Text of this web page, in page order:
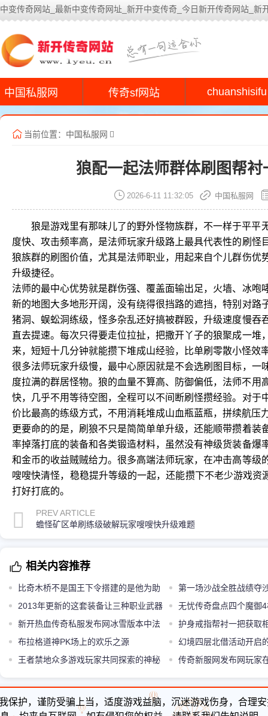
中变传奇网站_最新中变传奇网址_新开中变传奇_今日新开传奇网站_新
中国私服网 传奇sf网站 chuanshisifu
当前位置： 中国私服网
狼配一起法师群体刷图帮
2026-6-11 11:32:05 中国私服网
狼是游戏里有那味儿了的野外怪物族群，不一样于平
度快、攻击频率高，是法师玩家升级路上最具代表性的刷
狼族群的刷图价值，尤其是法师职业，用起来自个儿群伤
升级捷径。
法师的最中心优势就是群伤强、覆盖面输出足，火墙、冰
新的地图大多地形开阔，没有绕得很挡路的遮挡，特别对
猪洞、蜈蚣洞练级，怪多杂乱还好搞被群殴，升级速度慢
直去提速。每次只得要走位拉扯，把撒开丫子的狼聚成一
来，短短十几分钟就能攒下堆成山经验，比单刷零散小怪效
很多法师玩家升级慢，最中心原因就是不会选刷图目标，
度拉满的群居怪物。狼的血量不算高、防御偏低，法师不
快，几乎不用等待空图，全程可以不间断刷怪攒经验。对
价比最高的练级方式，不用消耗堆成山血瓶蓝瓶，拼续航压
更要命的的是，刷狼不只是简简单单升级，还能顺带攒着
率掉落打底的装备和各类锻造材料，虽然没有神级货装备
和金币的收益贼贼给力。很多高端法师玩家，在冲击高等
嗖嗖快清怪，稳稳提升等级的一起，还能攒下不老少游戏
打好打底的。
PREV ARTICLE
蟾怪矿区单刷练级破解玩家嗖嗖快升级难题
相关内容推荐
比奇木桥不是国王下令搭建的是他为助
手阿妍而建的
第一场沙战全胜战绩夺
上功
2013年更新的这套装备让三种职业武器
的属性第一次均衡
无忧传奇盘点四个魔御
没有金手镯！
新开热血传奇私服发布网冰雪版本中法
师专门克羽士
护身戒指帮衬一把获取
得很配饰
布拉格道神PK场上的欢乐之源
幻境四层北借活动开启
王者禁地众多游戏玩家共同探索的神秘
之地
传奇新服网发布网玩家
取金币
保护，谨防受骗上当，适度游戏益脑，沉迷游戏伤身，合理